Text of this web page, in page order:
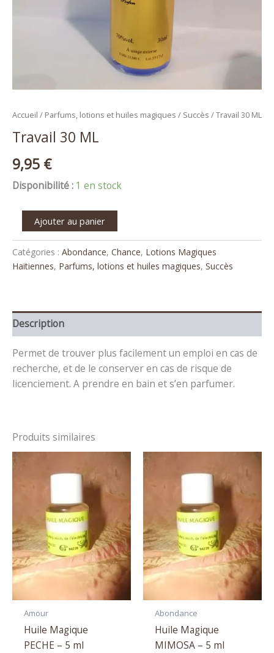
Accueil / Parfums, lotions et huiles magiques / Succès / Travail 30 ML
Travail 30 ML
9,95 €
Disponibilité : 1 en stock
Ajouter au panier
Catégories : Abondance, Chance, Lotions Magiques
Haitiennes, Parfums, lotions et huiles magiques, Succès
Description
Permet de trouver plus facilement un emploi en cas de
recherche, et de le conserver en cas de risque de
licenciement. A prendre en bain et s’en parfumer.
Produits similaires
Amour
Huile Magique
PECHE – 5 ml
Abondance
Huile Magique
MIMOSA – 5 ml